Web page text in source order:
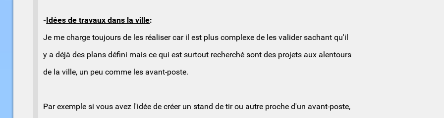
-Idées de travaux dans la ville:
Je me charge toujours de les réaliser car il est plus complexe de les valider sachant qu'il
y a déjà des plans défini mais ce qui est surtout recherché sont des projets aux alentours
de la ville, un peu comme les avant-poste.
Par exemple si vous avez l'idée de créer un stand de tir ou autre proche d'un avant-poste,